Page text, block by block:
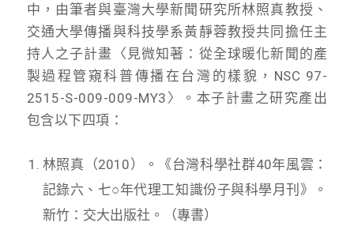
中，由筆者與臺灣大學新聞研究所林照真教授、
交通大學傳播與科技學系黃靜蓉教授共同擔任主
持人之子計畫〈見微知著：從全球暖化新聞的產
製過程管窺科普傳播在台灣的樣貌，NSC 97-
2515-S-009-009-MY3〉。本子計畫之研究產出
包含以下四項：
林照真（2010）。《台灣科學社群40年風雲：
記錄六、七○年代理工知識份子與科學月刊》。
新竹：交大出版社。（專書）